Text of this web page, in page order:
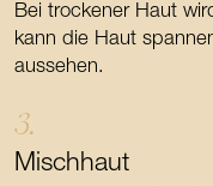
Bei trockener Haut
kann die Haut
aussehen.
3.
Mischhaut